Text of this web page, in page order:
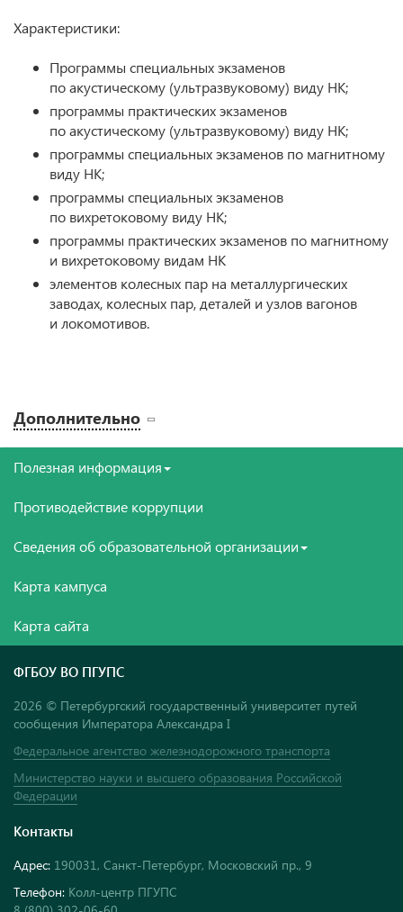
Характеристики:
Программы специальных экзаменов
по акустическому (ультразвуковому) виду НК;
программы практических экзаменов
по акустическому (ультразвуковому) виду НК;
программы специальных экзаменов по магнитному
виду НК;
программы специальных экзаменов
по вихретоковому виду НК;
программы практических экзаменов по магнитному
и вихретоковому видам НК
элементов колесных пар на металлургических
заводах, колесных пар, деталей и узлов вагонов
и локомотивов.
Дополнительно
Полезная информация
Противодействие коррупции
Сведения об образовательной организации
Карта кампуса
Карта сайта
ФГБОУ ВО ПГУПС
2026 © Петербургский государственный университет путей
сообщения Императора Александра I
Федеральное агентство железнодорожного транспорта
Министерство науки и высшего образования Российской
Федерации
Контакты
Адрес: 190031, Санкт-Петербург, Московский пр., 9
Телефон: Колл-центр ПГУПС